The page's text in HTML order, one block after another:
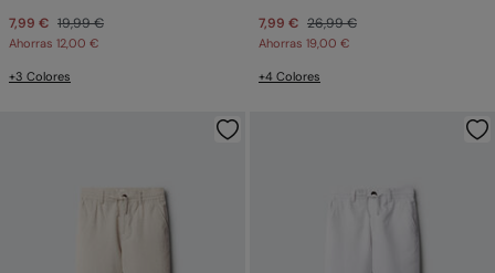
7,99 € 19,99 €
Ahorras 12,00 €
+3 Colores
7,99 € 26,99 €
Ahorras 19,00 €
+4 Colores